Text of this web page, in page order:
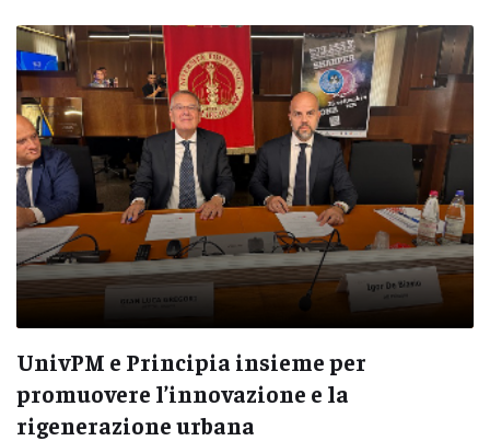
UnivPM e Principia insieme per
promuovere l’innovazione e la
rigenerazione urbana